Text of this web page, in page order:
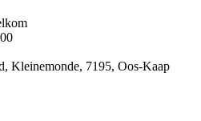
Kleinemonde, 7195, Oos-Kaap